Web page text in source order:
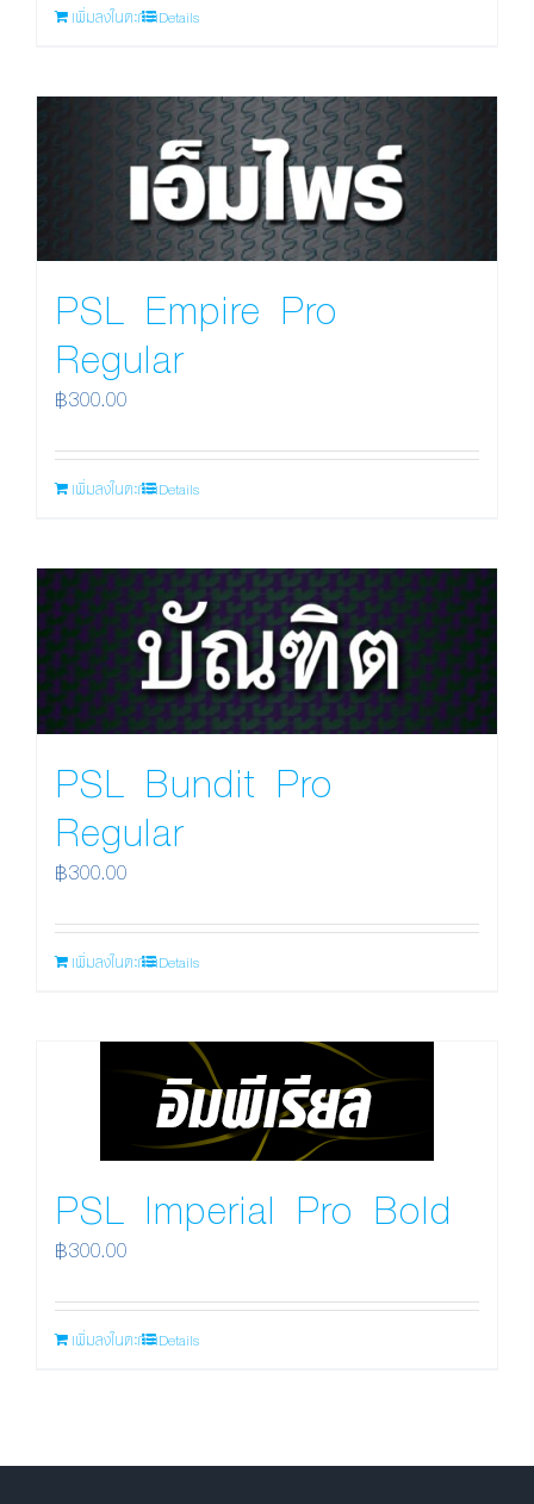
เพิ่มลงในตะกร้าDetails
PSL Empire Pro
Regular
฿300.00
เพิ่มลงในตะกร้าDetails
PSL Bundit Pro
Regular
฿300.00
เพิ่มลงในตะกร้าDetails
PSL Imperial Pro Bold
฿300.00
เพิ่มลงในตะกร้าDetails